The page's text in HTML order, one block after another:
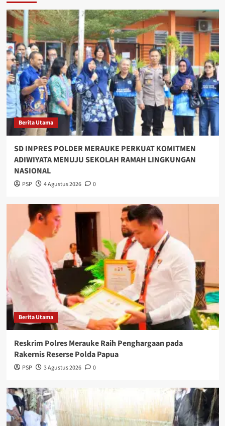
Berita Utama
SD INPRES POLDER MERAUKE PERKUAT KOMITMEN
ADIWIYATA MENUJU SEKOLAH RAMAH LINGKUNGAN
NASIONAL
PSP 4 Agustus 2026 0
Berita Utama
Reskrim Polres Merauke Raih Penghargaan pada
Rakernis Reserse Polda Papua
PSP 3 Agustus 2026 0